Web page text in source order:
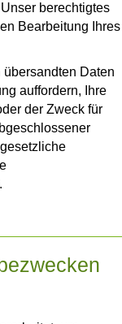
berechtigtes
Bearbeitung Ihres
Daten
auffordern, Ihre
der Zweck für